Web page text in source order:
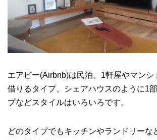
エアビー(Airbnb)は民泊。1軒屋やマンシ
借りるタイプ、シェアハウスのように1
プなどスタイルはいろいろです。
どのタイプでもキッチンやランドリーな